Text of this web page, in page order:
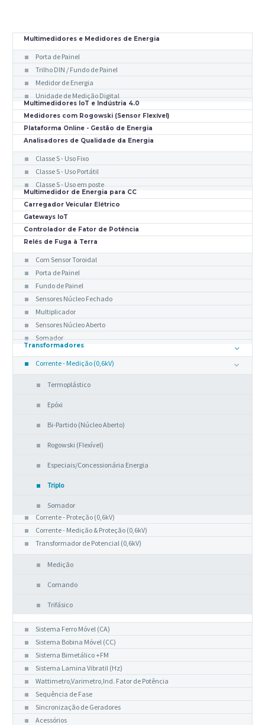
Multimedidores e Medidores de Energia
Porta de Painel
Trilho DIN / Fundo de Painel
Medidor de Energia
Unidade de Medição Digital
Multimedidores IoT e Indústria 4.0
Medidores com Rogowski (Sensor Flexível)
Plataforma Online - Gestão de Energia
Analisadores de Qualidade da Energia
Classe S - Uso Fixo
Classe S - Uso Portátil
Classe S - Uso em poste
Multimedidor de Energia para CC
Carregador Veicular Elétrico
Gateways IoT
Controlador de Fator de Potência
Relés de Fuga à Terra
Com Sensor Toroidal
Porta de Painel
Fundo de Painel
Sensores Núcleo Fechado
Multiplicador
Sensores Núcleo Aberto
Somador
Transformadores
Corrente - Medição (0,6kV)
Termoplástico
Epóxi
Bi-Partido (Núcleo Aberto)
Rogowski (Flexível)
Especiais/Concessionária Energia
Triplo
Somador
Corrente - Proteção (0,6kV)
Corrente - Medição & Proteção (0,6kV)
Transformador de Potencial (0,6kV)
Medição
Comando
Trifásico
Sistema Ferro Móvel (CA)
Sistema Bobina Móvel (CC)
Sistema Bimetálico +FM
Sistema Lamina Vibratil (Hz)
Wattimetro,Varimetro,Ind. Fator de Potência
Sequência de Fase
Sincronização de Geradores
Acessórios